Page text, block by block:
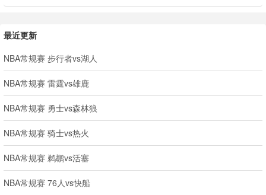
最近更新
NBA常规赛 步行者vs湖人
NBA常规赛 雷霆vs雄鹿
NBA常规赛 勇士vs森林狼
NBA常规赛 骑士vs热火
NBA常规赛 鹈鹕vs活塞
NBA常规赛 76人vs快船